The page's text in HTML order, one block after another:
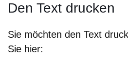
Den Text drucken
Sie möchten den Text
Sie hier: